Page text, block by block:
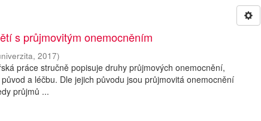
s průjmovitým onemocněním
,2017)
práce stručně popisuje druhy průjmových onemocnění,
a léčbu. Dle jejich původu jsou průjmovitá onemocnění
průjmů ...